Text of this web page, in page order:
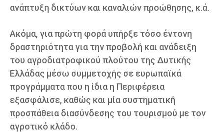
ανάπτυξη δικτύων και καναλιών προώθησης, κ.ά.
Ακόμα, για πρώτη φορά υπήρξε τόσο έντονη
δραστηριότητα για την προβολή και ανάδειξη
του αγροδιατροφικού πλούτου της Δυτικής
Ελλάδας μέσω συμμετοχής σε ευρωπαϊκά
προγράμματα που η ίδια η Περιφέρεια
εξασφάλισε, καθώς και μία συστηματική
προσπάθεια διασύνδεσης του τουρισμού με τον
αγροτικό κλάδο.